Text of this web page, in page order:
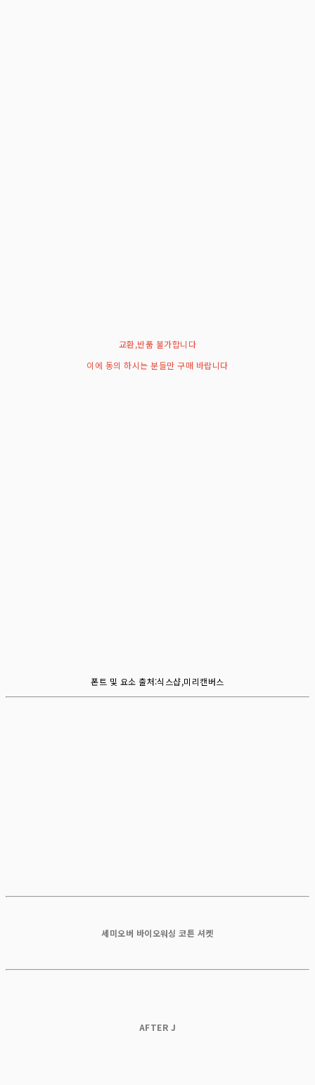
교환,반품 불가합니다
이에 동의 하시는 분들만 구매 바랍니다
폰트 및 요소 출처:식스샵,미리캔버스
세미오버 바이오워싱 코튼 셔켓
AFTER J